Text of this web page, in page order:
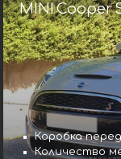
MINI Cooper
Коробка
Количество